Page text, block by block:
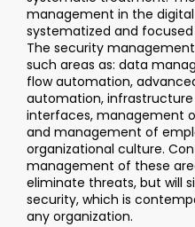
management in the
systematized and
The security
such areas as: data
flow automation,
automation,
interfaces, management
and management of
organizational culture.
management of these
eliminate threats, but will
security, which is
any organization.